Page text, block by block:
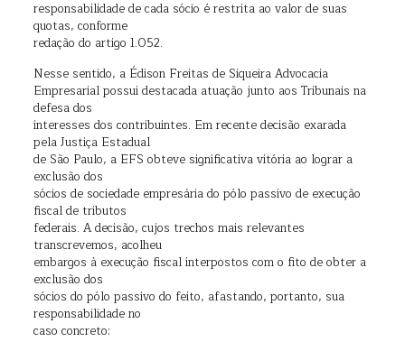
responsabilidade de cada sócio é restrita ao valor de suas
quotas, conforme
redação do artigo 1.052.
Nesse sentido, a Édison Freitas de Siqueira Advocacia
Empresarial possui destacada atuação junto aos Tribunais na
defesa dos
interesses dos contribuintes. Em recente decisão exarada
pela Justiça Estadual
de São Paulo, a EFS obteve significativa vitória ao lograr a
exclusão dos
sócios de sociedade empresária do pólo passivo de execução
fiscal de tributos
federais. A decisão, cujos trechos mais relevantes
transcrevemos, acolheu
embargos à execução fiscal interpostos com o fito de obter a
exclusão dos
sócios do pólo passivo do feito, afastando, portanto, sua
responsabilidade no
caso concreto: